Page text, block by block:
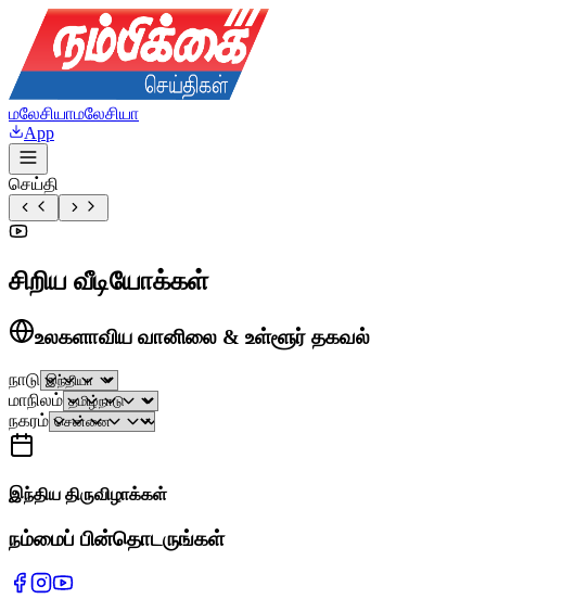
மலேசியாமலேசியா
App
செய்தி
சிறிய வீடியோக்கள்
உலகளாவிய வானிலை & உள்ளூர் தகவல்
நாடு
மாநிலம்
நகரம்
இந்திய திருவிழாக்கள்
நம்மைப் பின்தொடருங்கள்